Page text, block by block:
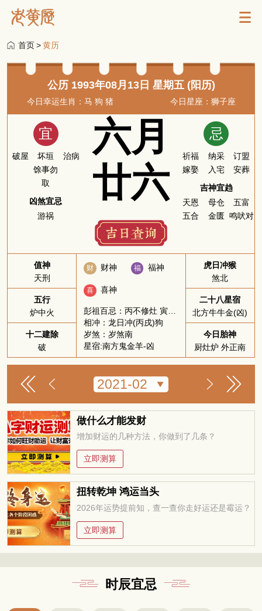
首页>黄历
公历 1993年08月13日 星期五 (阳历)
今日幸运生肖：马 狗 猪 今日星座：狮子座
宜
破屋 坏垣
治病
馀事勿
取
凶煞宜忌
游祸
六月
廿六
忌
祈福 纳采
订盟
嫁娶
入宅
安葬
吉神宜趋
天恩
母仓
五富
五合
金匮 鸣吠对
值神
天刑
五行
炉中火
十二建除
破
财 财神 福 福神
喜 喜神
彭祖百忌：丙不修灶 寅不祭祀
相冲：龙日冲(丙戌)狗
岁煞：岁煞南
星宿:南方鬼金羊-凶
虎日冲猴
煞北
二十八星宿
北方牛牛金(凶)
今日胎神
厨灶炉 外正南
做什么才能发财
增加财运的几种方法，你做到了几条？
立即测算
扭转乾坤 鸿运当头
2026年运势提前知，查一查你走好运还是霉运？
立即测算
时辰宜忌